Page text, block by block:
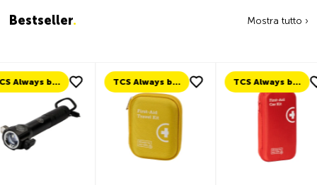
Bestseller. Mostra tutto ›